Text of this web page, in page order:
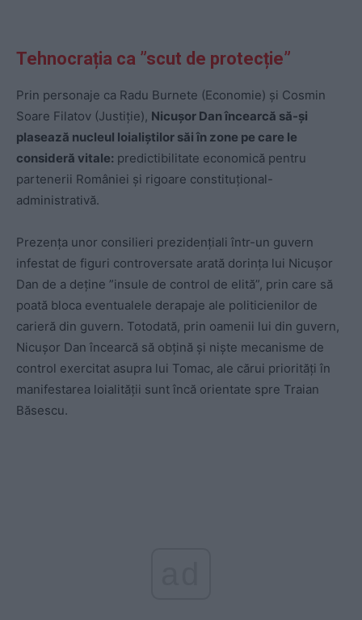
Tehnocrația ca ”scut de protecție”
Prin personaje ca Radu Burnete (Economie) și Cosmin
Soare Filatov (Justiție), Nicușor Dan încearcă să-și
plasează nucleul loialiștilor săi în zone pe care le
consideră vitale: predictibilitate economică pentru
partenerii României și rigoare constituțional-
administrativă.
Prezența unor consilieri prezidențiali într-un guvern
infestat de figuri controversate arată dorința lui Nicușor
Dan de a deține ”insule de control de elită”, prin care să
poată bloca eventualele derapaje ale politicienilor de
carieră din guvern. Totodată, prin oamenii lui din guvern,
Nicușor Dan încearcă să obțină și niște mecanisme de
control exercitat asupra lui Tomac, ale cărui priorități în
manifestarea loialității sunt încă orientate spre Traian
Băsescu.